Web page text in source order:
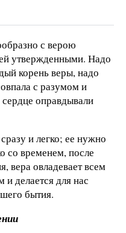
с верою
утвержденными. Надо
корень веры, надо
с разумом и
оправдывали
и легко; ее нужно
со временем, после
вера овладевает всем
делается для нас
бытия.